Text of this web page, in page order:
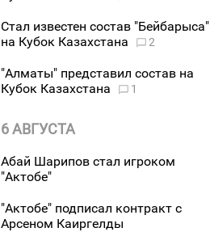
Стал известен состав "Бейбарыса"
на Кубок Казахстана
2
"Алматы" представил состав на
Кубок Казахстана
1
6 АВГУСТА
Абай Шарипов стал игроком
"Актобе"
"Актобе" подписал контракт с
Арсеном Каиргелды